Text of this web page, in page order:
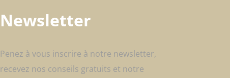
Newsletter
Penez à vous inscrire à notre newsletter,
recevez nos conseils gratuits et notre